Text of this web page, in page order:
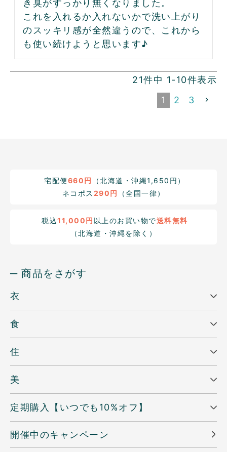
き臭がすっかり無くなりました。
これを入れるか入れないかで洗い上がり
のスッキリ感が全然違うので、これから
も使い続けようと思います♪
21件中 1-10件表示
1
2 3
宅配便660円
（北海道・沖縄1,650円）
ネコポス 290円 （全国一律）
税込11,000円 以上のお買い物で送料無料
（北海道・沖縄を除く）
─ 商品をさがす
衣
食
住
美
定期購入【いつでも10%オフ】
開催中のキャンペーン